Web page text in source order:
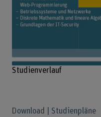
Studienverlauf
Download | Studienpläne